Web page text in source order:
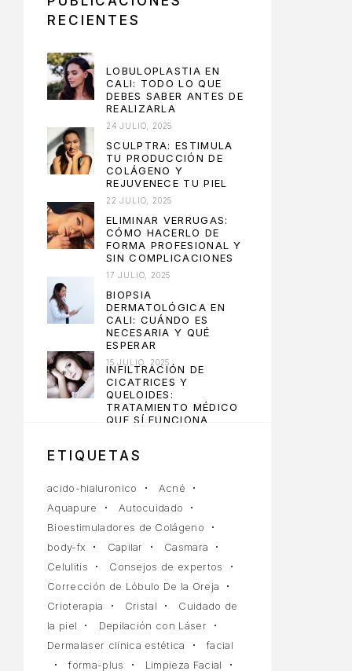
RECIENTES
LOBULOPLASTIA EN
CALI: TODO LO QUE
DEBES SABER ANTES DE
REALIZARLA
24 JULIO, 2025
SCULPTRA: ESTIMULA
TU PRODUCCIÓN DE
COLÁGENO Y
REJUVENECE TU PIEL
22 JULIO, 2025
ELIMINAR VERRUGAS:
CÓMO HACERLO DE
FORMA PROFESIONAL Y
SIN COMPLICACIONES
17 JULIO, 2025
BIOPSIA
DERMATOLÓGICA EN
CALI: CUÁNDO ES
NECESARIA Y QUÉ
ESPERAR
15 JULIO, 2025
INFILTRACIÓN DE
CICATRICES Y
QUELOIDES:
TRATAMIENTO MÉDICO
QUE SÍ FUNCIONA
ETIQUETAS
acido-hialuronico
Acné
Aquapure
Autocuidado
Bioestimuladores de Colágeno
body-fx
Capilar
Casmara
Celulitis
Consejos de expertos
Corrección de Lóbulo De la Oreja
Crioterapia
Cristal
Cuidado de
la piel
Depilación con Láser
Dermalaser clínica estética
facial
forma-plus
Limpieza Facial